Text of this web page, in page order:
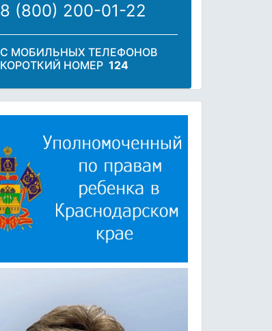
8 (800) 200-01-22
С МОБИЛЬНЫХ ТЕЛЕФОНОВ
КОРОТКИЙ НОМЕР 124